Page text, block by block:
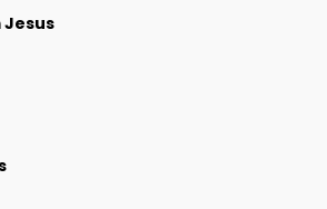
Jesus